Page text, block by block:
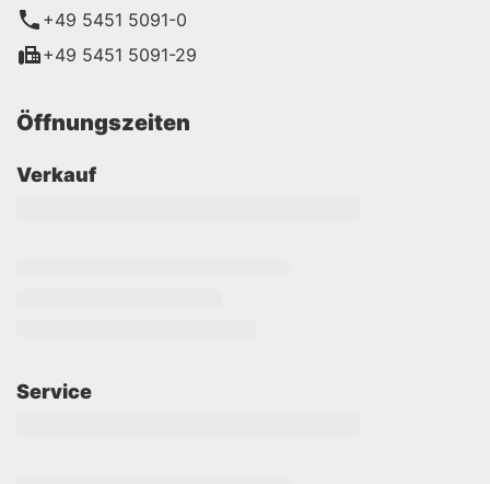
+49 5451 5091-0
+49 5451 5091-29
Öffnungszeiten
Verkauf
Service